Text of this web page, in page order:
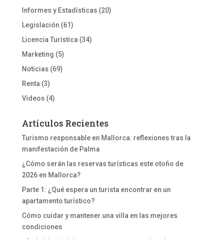
Informes y Estadísticas (20)
Legislación (61)
Licencia Turística (34)
Marketing (5)
Noticias (69)
Renta (3)
Videos (4)
Artículos Recientes
Turismo responsable en Mallorca: reflexiones tras la
manifestación de Palma
¿Cómo serán las reservas turísticas este otoño de
2026 en Mallorca?
Parte 1: ¿Qué espera un turista encontrar en un
apartamento turístico?
Cómo cuidar y mantener una villa en las mejores
condiciones